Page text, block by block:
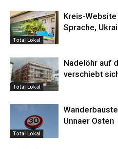
Total Lokal
Kreis-
Sprache,
Total Lokal
Nadelöhr auf
verschiebt
Total Lokal
Unnaer Osten